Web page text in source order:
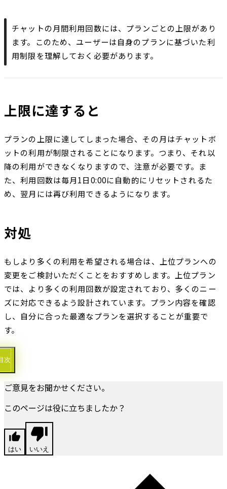
チャットの月間利用回数には、プランごとの上限があり
ます。このため、ユーザーは自身のプランに基づいた利
用制限を理解しておく必要があります。
上限に達すると
プランの上限に達してしまった場合、その月はチャットボ
ットの利用が制限されることになります。つまり、それ以
降の利用ができなくなりますので、注意が必要です。ま
た、利用回数は毎月1日0:00に自動的にリセットされるた
め、翌月には再び利用できるようになります。
対処
もしより多くの利用を希望される場合は、上位プランへの
変更をご検討いただくことをおすすめします。上位プラン
では、より多くの利用回数が設定されており、多くのニー
ズに対応できるよう設計されています。プラン内容を確認
し、自分に合った最適なプランを選択することが重要で
す。
次
ご意見をお聞かせください。
このページは役に立ちましたか？
はい いいえ